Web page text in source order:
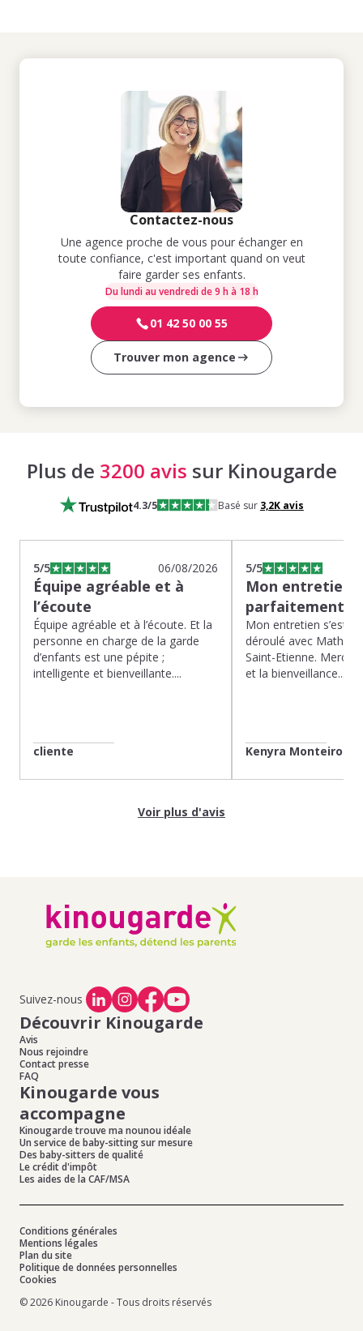
Contactez-nous
Une agence proche de vous pour échanger en
toute confiance, c'est important quand on veut
faire garder ses enfants.
Du lundi au vendredi de 9 h à 18 h
01 42 50 00 55
Trouver mon agence
Plus de 3200 avis sur Kinougarde
4.3/5 Basé sur 3,2Kavis
5/5 06/08/2026
Équipe agréable et à
l’écoute
Équipe agréable et à l’écoute. Et la
personne en charge de la garde
d’enfants est une pépite ;
intelligente et bienveillante....
cliente
5/5
Mon entretien
parfaitement…
Mon entretien s’est
déroulé avec Mathias
Saint-Etienne. Merci
et la bienveillance...
Kenyra Monteiro
Voir plus d'avis
Suivez-nous
Découvrir Kinougarde
Avis
Nous rejoindre
Contact presse
FAQ
Kinougarde vous
accompagne
Kinougarde trouve ma nounou idéale
Un service de baby-sitting sur mesure
Des baby-sitters de qualité
Le crédit d'impôt
Les aides de la CAF/MSA
Conditions générales
Mentions légales
Plan du site
Politique de données personnelles
Cookies
© 2026 Kinougarde - Tous droits réservés